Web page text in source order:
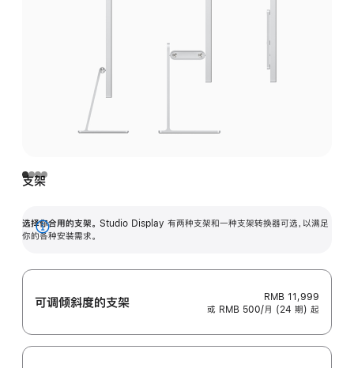
支架
选择你合用的支架。 Studio Display 有两种支架和一种支架转换器可选，以满足
你的各种安装需求。
展
可调倾斜度的支架
RMB 11,999
或 RMB 500/月 (24 期) 起